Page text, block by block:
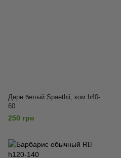
Дерн белый Spaethii, ком h40-
60
250 грн